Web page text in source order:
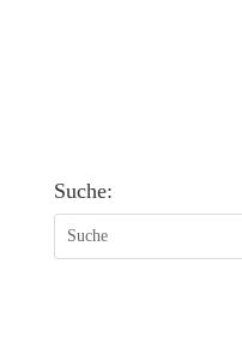
Suche: